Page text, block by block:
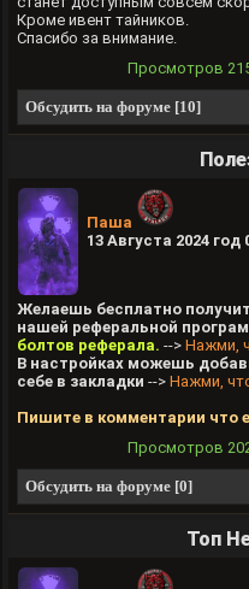
Кроме ивент тайников.
Спасибо за внимание.
Просмотров
Обсудить на форуме [10]
Паша
13 Августа 2024 год
Желаешь бесплатно
нашей реферальной
болтов реферала. --> Нажми,
В настройках можешь
себе в закладки --> Нажми,
Пишите в комментарии что
Просмотров
Обсудить на форуме [0]
Топ